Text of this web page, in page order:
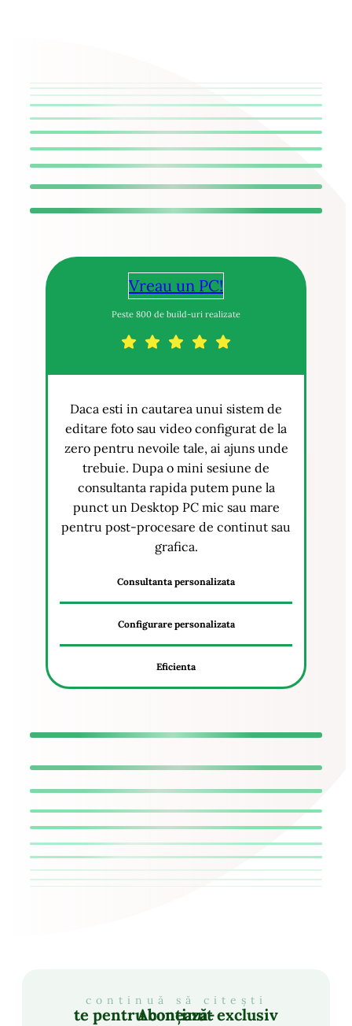
Vreau un PC!
Peste 800 de build-uri realizate
Daca esti in cautarea unui sistem de
editare foto sau video configurat de la
zero pentru nevoile tale, ai ajuns unde
trebuie. Dupa o mini sesiune de
consultanta rapida putem pune la
punct un Desktop PC mic sau mare
pentru post-procesare de continut sau
grafica.
Consultanta personalizata
Configurare personalizata
Eficienta
continuă să citești
Abonează-te pentru conținut exclusiv